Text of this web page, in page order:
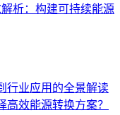
析：构建可持续能源
行业应用的全景解读
效能源转换方案？